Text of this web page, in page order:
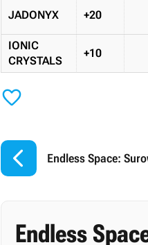
JADONYX +20
IONIC
CRYSTALS
+10

 Endless Space:
Endless